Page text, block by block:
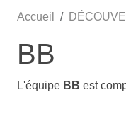
Accueil
BB
L'équipe BB est